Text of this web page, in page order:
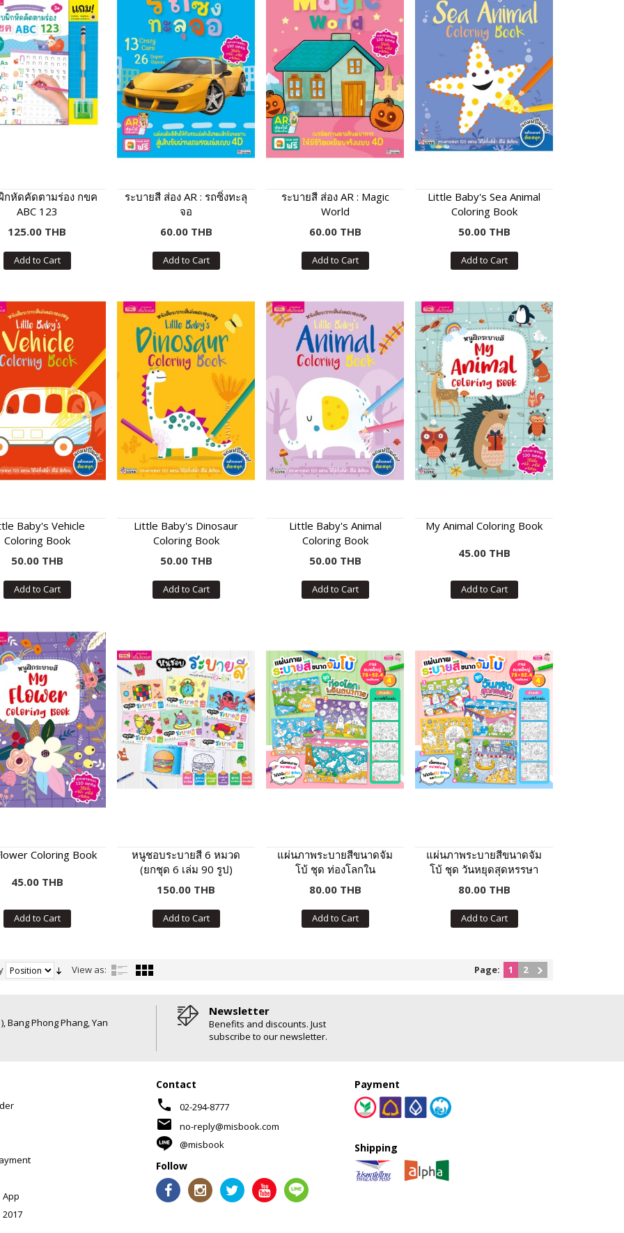
หัดคัดตามร่อง กขค
ABC 123
125.00 THB
Add to Cart
ระบายสี ส่อง AR : รถซิ่งทะลุ
จอ
60.00 THB
Add to Cart
ระบายสี ส่อง AR : Magic
World
60.00 THB
Add to Cart
Little Baby's Sea Animal
Coloring Book
50.00 THB
Add to Cart
Baby's Vehicle
Coloring Book
50.00 THB
Add to Cart
Little Baby's Dinosaur
Coloring Book
50.00 THB
Add to Cart
Little Baby's Animal
Coloring Book
50.00 THB
Add to Cart
My Animal Coloring Book
45.00 THB
Add to Cart
Coloring Book
45.00 THB
Add to Cart
หนูชอบระบายสี 6 หมวด
(ยกชุด 6 เล่ม 90 รูป)
150.00 THB
Add to Cart
แผ่นภาพระบายสีขนาดจัม
โบ้ ชุด ท่องโลกใน
จินตนาการ
80.00 THB
Add to Cart
แผ่นภาพระบายสีขนาดจัม
โบ้ ชุด วันหยุดสุดหรรษา
80.00 THB
Add to Cart
View as: Page: 1 2
Bang Phong Phang, Yan
Newsletter
Benefits and discounts. Just
subscribe to our newsletter.
Contact
phone 02-294-8777
mail
no-reply@misbook.com
@misbook
Follow
Payment
Shipping